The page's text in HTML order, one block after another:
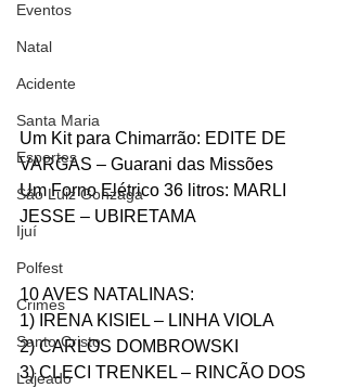
Eventos
Natal
Acidente
Santa Maria
Esportes
São Luiz Gonzaga
Ijuí
Polfest
Crimes
Santo Cristo
Lajeado
Um Kit para Chimarrão: EDITE DE
VARGAS – Guarani das Missões
Um Forno Elétrico 36 litros: MARLI
JESSE – UBIRETAMA
10 AVES NATALINAS:
1) IRENA KISIEL – LINHA VIOLA
2) CARLOS DOMBROWSKI
3) CLECI TRENKEL – RINCÃO DOS